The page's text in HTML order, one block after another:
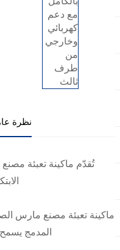
نظرة
تُقدّم ماكينة تعبئة
ماكينة تعبئة مصنع مارس
المدمج يسمح